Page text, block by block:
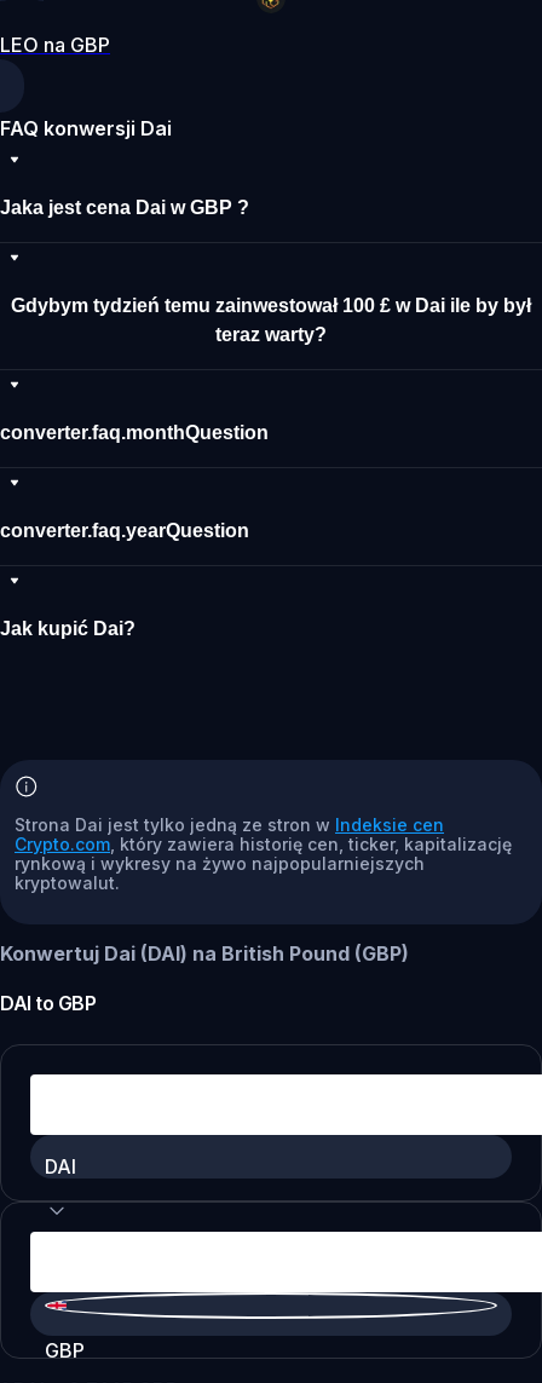
LEO na GBP
FAQ konwersji Dai
Jaka jest cena Dai w GBP ?
Gdybym tydzień temu zainwestował 100 £ w Dai ile by był
teraz warty?
converter.faq.monthQuestion
converter.faq.yearQuestion
Jak kupić Dai?
Strona Dai jest tylko jedną ze stron w Indeksie cen
Crypto.com , który zawiera historię cen, ticker, kapitalizację
rynkową i wykresy na żywo najpopularniejszych
kryptowalut.
Konwertuj Dai (DAI) na British Pound (GBP)
DAI to GBP
DAI
GBP